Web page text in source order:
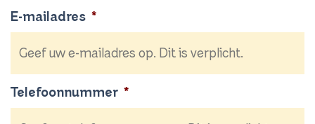
E-mailadres *
Telefoonnummer *